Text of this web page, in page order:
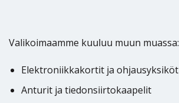
Valikoimaamme kuuluu muun muassa:
Elektroniikkakortit ja ohjausyksiköt
Anturit ja tiedonsiirtokaapelit